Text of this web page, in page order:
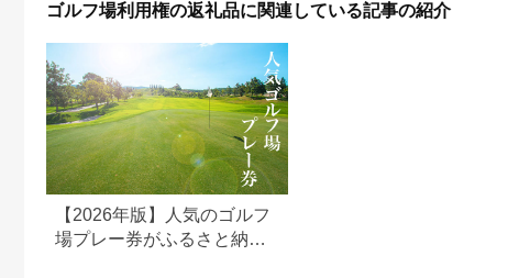
立地 ゴルフラウンド
アウトドア スポーツ
ゴルフ場利用権の返礼品に関連している記事の紹介
【2026年版】人気のゴルフ
場プレー券がふるさと納税